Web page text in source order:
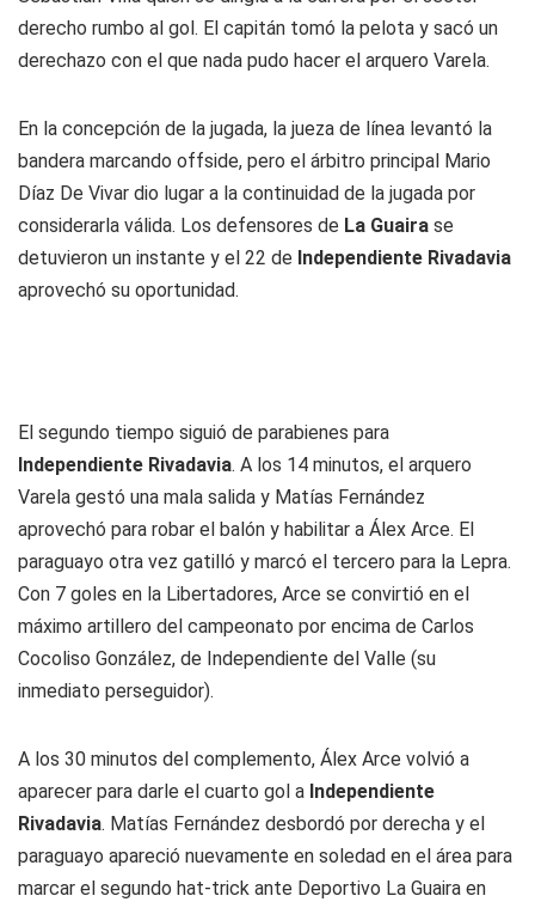
derecho rumbo al gol. El capitán tomó la pelota y sacó un
derechazo con el que nada pudo hacer el arquero Varela.
En la concepción de la jugada, la jueza de línea levantó la
bandera marcando offside, pero el árbitro principal Mario
Díaz De Vivar dio lugar a la continuidad de la jugada por
considerarla válida. Los defensores de La Guaira se
detuvieron un instante y el 22 de Independiente Rivadavia
aprovechó su oportunidad.
El segundo tiempo siguió de parabienes para
Independiente Rivadavia. A los 14 minutos, el arquero
Varela gestó una mala salida y Matías Fernández
aprovechó para robar el balón y habilitar a Álex Arce. El
paraguayo otra vez gatilló y marcó el tercero para la Lepra.
Con 7 goles en la Libertadores, Arce se convirtió en el
máximo artillero del campeonato por encima de Carlos
Cocoliso González, de Independiente del Valle (su
inmediato perseguidor).
A los 30 minutos del complemento, Álex Arce volvió a
aparecer para darle el cuarto gol a Independiente
Rivadavia. Matías Fernández desbordó por derecha y el
paraguayo apareció nuevamente en soledad en el área para
marcar el segundo hat-trick ante Deportivo La Guaira en